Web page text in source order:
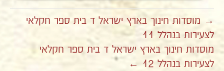
→ מוסדות חינוך בארץ ישראל ד בית ספר חקלאי
לצעירות בנהלל 11
מוסדות חינוך בארץ ישראל ד בית ספר חקלאי
לצעירות בנהלל 12 ←